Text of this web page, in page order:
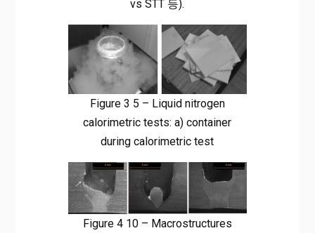
vs STT 등).
Figure 3 5 – Liquid nitrogen
calorimetric tests: a) container
during calorimetric test
Figure 4 10 – Macrostructures